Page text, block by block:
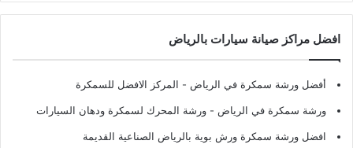
افضل مراكز صيانة سيارات بالرياض
أفضل ورشة سمكرة في الرياض - المركز الافضل للسمكرة
ورشة سمكرة في الرياض - ورشة المحرك لسمكرة ودهان السيارات
افضل ورشة سمكرة ورش بوية بالرياض الصناعية القديمة